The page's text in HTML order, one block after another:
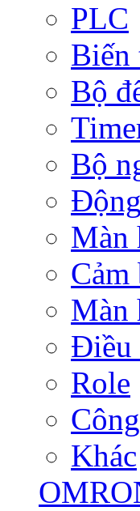
PLC
Biến
Bộ
Bộ
Màn
Cảm
Màn
Điều
Role
Khác